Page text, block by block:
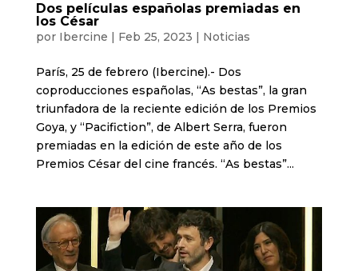
Dos películas españolas premiadas en
los César
por Ibercine | Feb 25, 2023 | Noticias
París, 25 de febrero (Ibercine).- Dos
coproducciones españolas, “As bestas”, la gran
triunfadora de la reciente edición de los Premios
Goya, y “Pacifiction”, de Albert Serra, fueron
premiadas en la edición de este año de los
Premios César del cine francés. “As bestas”...